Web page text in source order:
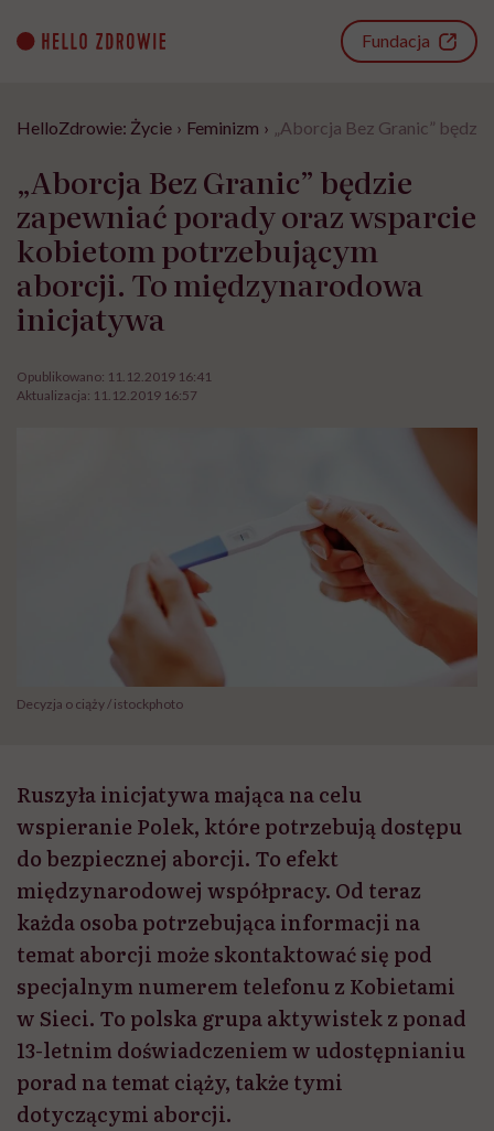
content
Fundacja
HelloZdrowie: Życie › Feminizm › „Aborcja Bez Granic”
„Aborcja Bez Granic” będzie
zapewniać porady oraz wsparcie
kobietom potrzebującym
aborcji. To międzynarodowa
inicjatywa
Opublikowano: 11.12.2019 16:41
Aktualizacja: 11.12.2019 16:57
Decyzja o ciąży / istockphoto
Ruszyła inicjatywa mająca na celu
wspieranie Polek, które potrzebują dostępu
do bezpiecznej aborcji. To efekt
międzynarodowej współpracy. Od teraz
każda osoba potrzebująca informacji na
temat aborcji może skontaktować się pod
specjalnym numerem telefonu z Kobietami
w Sieci. To polska grupa aktywistek z ponad
13-letnim doświadczeniem w udostępnianiu
porad na temat ciąży, także tymi
dotyczącymi aborcji.